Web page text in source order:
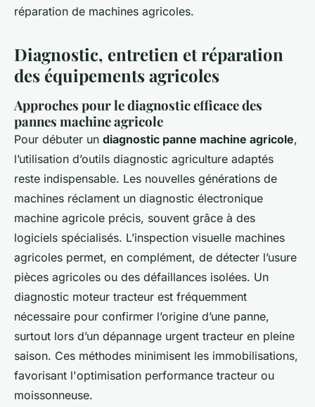
réparation de machines agricoles.
Diagnostic, entretien et réparation
des équipements agricoles
Approches pour le diagnostic efficace des
pannes machine agricole
Pour débuter un diagnostic panne machine agricole,
l’utilisation d’outils diagnostic agriculture adaptés
reste indispensable. Les nouvelles générations de
machines réclament un diagnostic électronique
machine agricole précis, souvent grâce à des
logiciels spécialisés. L’inspection visuelle machines
agricoles permet, en complément, de détecter l’usure
pièces agricoles ou des défaillances isolées. Un
diagnostic moteur tracteur est fréquemment
nécessaire pour confirmer l’origine d’une panne,
surtout lors d’un dépannage urgent tracteur en pleine
saison. Ces méthodes minimisent les immobilisations,
favorisant l'optimisation performance tracteur ou
moissonneuse.